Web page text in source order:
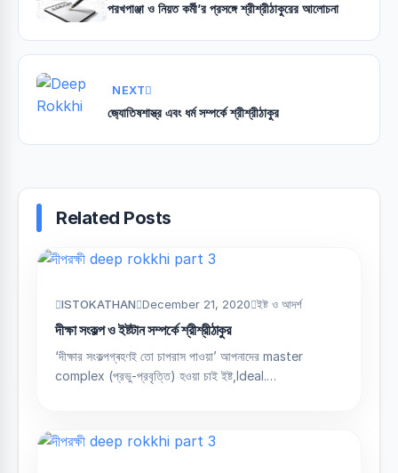
পরখপাঞ্জা ও নিয়ত কর্মী’র প্রসঙ্গে শ্রীশ্রীঠাকুরের আলোচনা
NEXT
জ‍্যোতিষশাস্ত্র এবং ধর্ম সম্পর্কে শ্রীশ্রীঠাকুর
Related Posts
ISTOKATHAN December 21, 2020 ইষ্ট ও আদর্শ
দীক্ষা সংকল্প ও ইষ্টটান সম্পর্কে শ্রীশ্রীঠাকুর
‘দীক্ষার সংকল্পগ্ৰহণই তো চাপরাস পাওয়া’ আপনাদের master
complex (প্রভু-প্রবৃত্তি) হওয়া চাই ইষ্ট,Ideal.…